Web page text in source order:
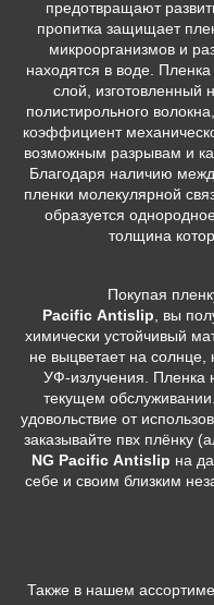
предотвращают
пропитка защищает
микроорганизмов и
находятся в воде.
слой, изготовленный
полистирольного
коэффициент
возможным разрывам и
Благодаря наличию
пленки молекулярной
образуется
толщина
Покупая
Pacific Antislip, вы
химически устойчивый
не выцветает на солнце,
УФ-излучения. Пленка
текущем
удовольствие от
заказывайте пвх плёнку
NG Pacific Antislip на
себе и своим близким
Также в нашем